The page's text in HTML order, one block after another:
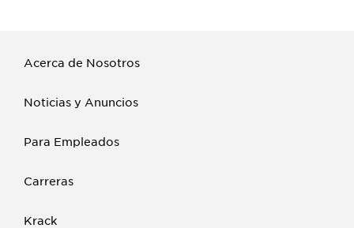
Acerca de Nosotros
Noticias y Anuncios
Para Empleados
Carreras
Krack